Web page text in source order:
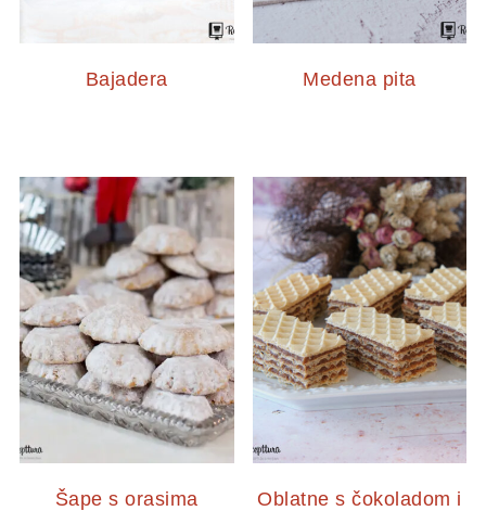
Bajadera Medena pita
Šape s orasima
Oblatne s čokoladom i